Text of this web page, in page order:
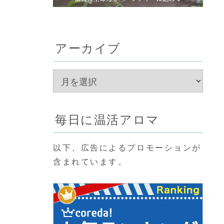
アーカイブ
毎日に温活アロマ
以下、広告によるプロモーションが
含まれています。